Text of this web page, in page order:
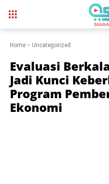
Home Uncategorized
Evaluasi
Jadi Kunci
Program
Ekonomi